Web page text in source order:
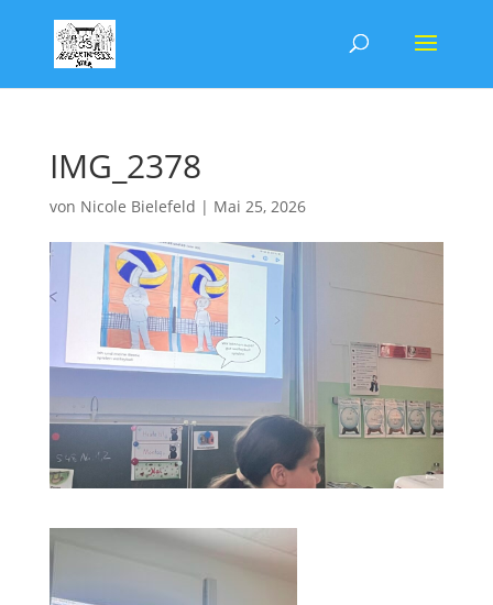
IMG_2378
von Nicole Bielefeld | Mai 25, 2026